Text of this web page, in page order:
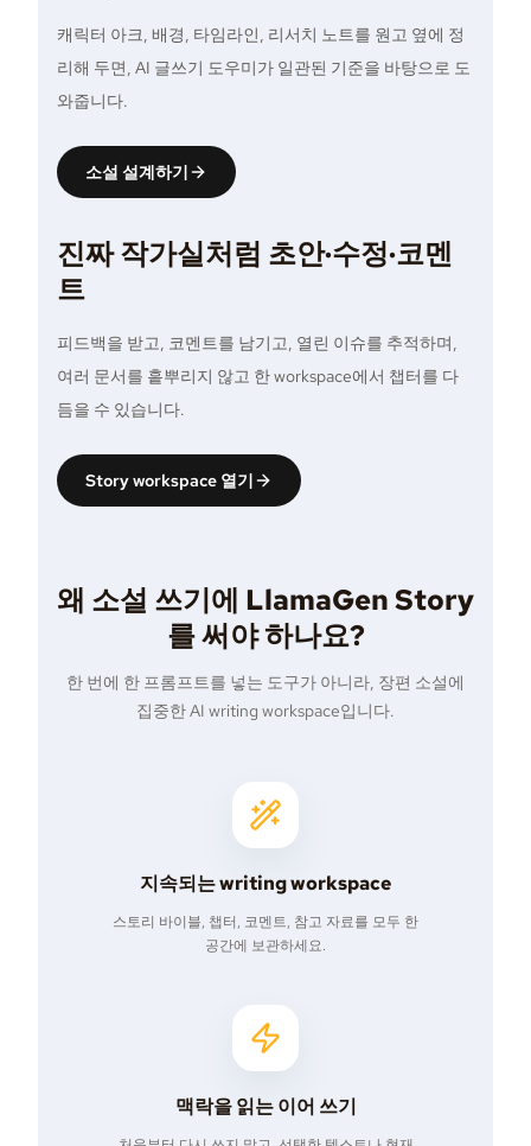
캐릭터 아크, 배경, 타임라인, 리서치 노트를 원고 옆에 정
리해 두면, AI 글쓰기 도우미가 일관된 기준을 바탕으로 도
와줍니다.
소설 설계하기
진짜 작가실처럼 초안·수정·코멘
트
피드백을 받고, 코멘트를 남기고, 열린 이슈를 추적하며,
여러 문서를 흩뿌리지 않고 한 workspace에서 챕터를 다
듬을 수 있습니다.
Story workspace 열기
왜 소설 쓰기에 LlamaGen Story
를 써야 하나요?
한 번에 한 프롬프트를 넣는 도구가 아니라, 장편 소설에
집중한 AI writing workspace입니다.
지속되는 writing workspace
스토리 바이블, 챕터, 코멘트, 참고 자료를 모두 한
공간에 보관하세요.
맥락을 읽는 이어 쓰기